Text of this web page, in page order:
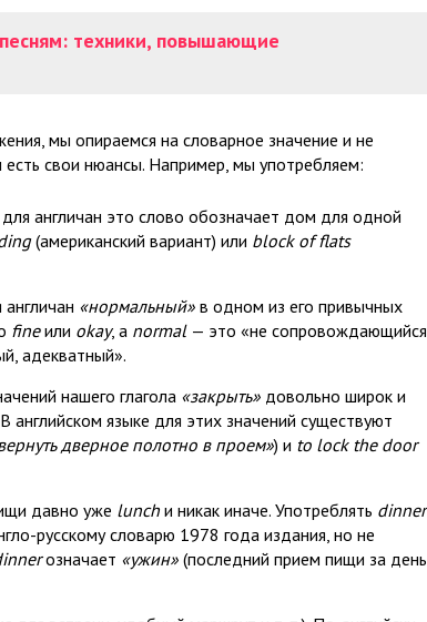
техники, повышающие
мы опираемся на словарное значение и не
свои нюансы. Например, мы употребляем:
для англичан это слово обозначает дом для одной
(американский вариант) или block of flats
«нормальный» в одном из его привычных
fineили okay, а normal — это «не сопровождающийся
адекватный».
нашего глагола «закрыть» довольно широк и
английском языке для этих значений существуют
дверное полотно в проем») и to lock the door
давно уже lunch и никак иначе. Употреблять dinner
русскому словарю 1978 года издания, но не
означает «ужин» (последний прием пищи за день,